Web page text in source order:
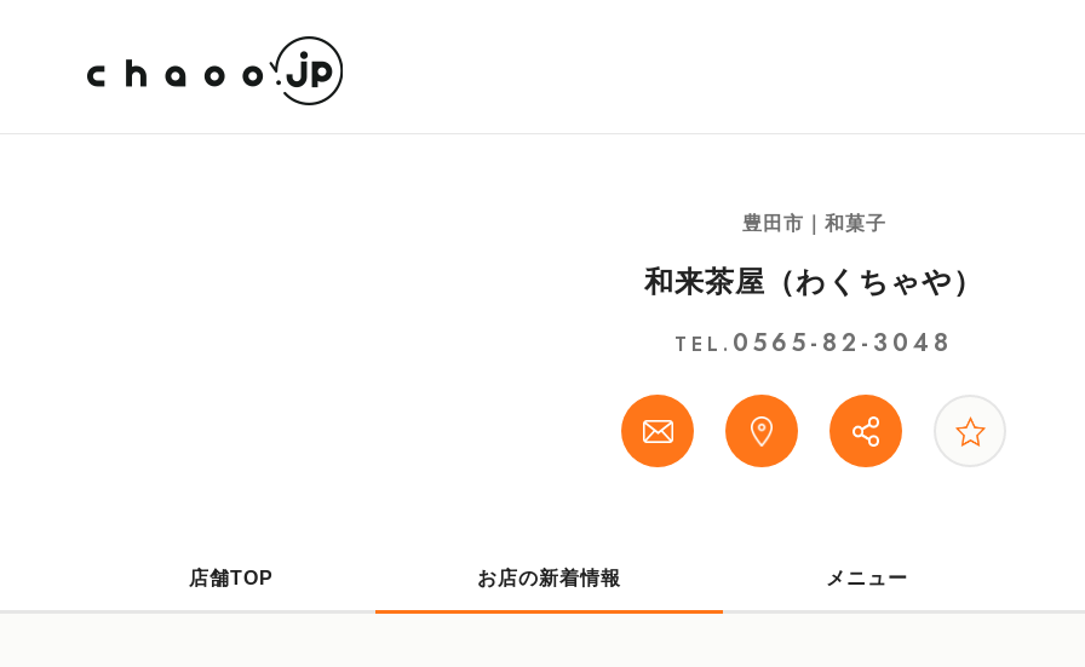
豊田市｜和菓子
和来茶屋（わくちゃや）
TEL. 0565-82-3048
店舗TOP お店の新着情報 メニュー